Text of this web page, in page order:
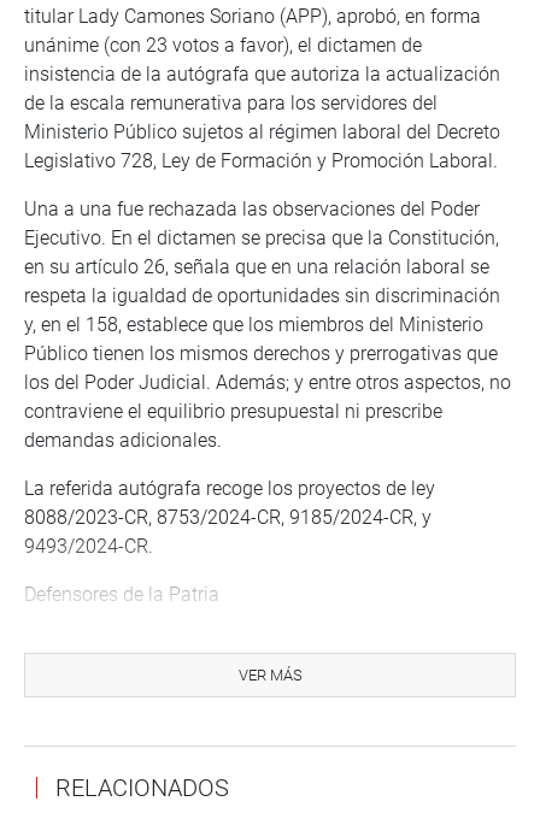
titular Lady Camones Soriano (APP), aprobó, en forma
unánime (con 23 votos a favor), el dictamen de
insistencia de la autógrafa que autoriza la actualización
de la escala remunerativa para los servidores del
Ministerio Público sujetos al régimen laboral del Decreto
Legislativo 728, Ley de Formación y Promoción Laboral.
Una a una fue rechazada las observaciones del Poder
Ejecutivo. En el dictamen se precisa que la Constitución,
en su artículo 26, señala que en una relación laboral se
respeta la igualdad de oportunidades sin discriminación
y, en el 158, establece que los miembros del Ministerio
Público tienen los mismos derechos y prerrogativas que
los del Poder Judicial. Además; y entre otros aspectos, no
contraviene el equilibrio presupuestal ni prescribe
demandas adicionales.
La referida autógrafa recoge los proyectos de ley
8088/2023-CR, 8753/2024-CR, 9185/2024-CR, y
9493/2024-CR.
Defensores de la Patria
aprobado el dictamen de insistencia de la autógrafa de la
ley que otorga una bonificación económica mensual para
de 1941 en Zarumilla y en la frontera Nor Oriente; y
VER MÁS
RELACIONADOS